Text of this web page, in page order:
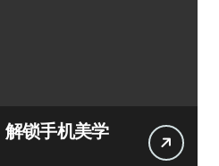
锁手机美学